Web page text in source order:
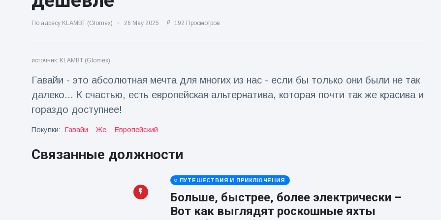
'Побег'
наручников
вызвал смех у
аудитории
Консерваторы
рождение
первого
16 July
195
Просмотров
По адресу KLAMBT (Glomex) 26 May 2025 192 Просмотров
источник: KLAMBT (Glomex)
Гавайи - это абсолютная мечта для многих из нас - если бы только они были не так
далеко... К счастью, есть европейская альтернатива, которая почти так же красива и
гораздо доступнее!
Покупки: Гавайи Же Европейский
Связанные должности
ПУТЕШЕСТВИЯ И ПРИКЛЮЧЕНИЯ
Больше, быстрее, более электрически –
Вот как выглядят роскошные яхты